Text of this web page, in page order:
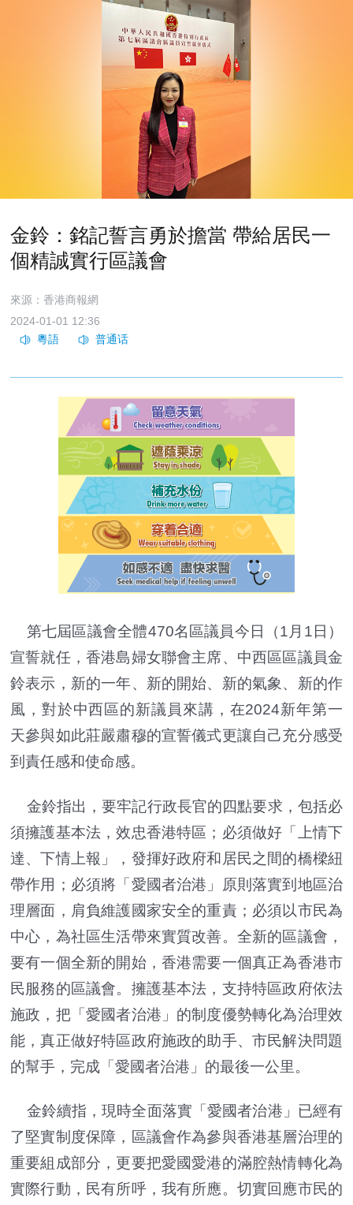
金鈴：銘記誓言勇於擔當 帶給居民一
個精誠實行區議會
來源：香港商報網
2024-01-01 12:36
第七屆區議會全體470名區議員今日（1月1日）
宣誓就任，香港島婦女聯會主席、中西區區議員金
鈴表示，新的一年、新的開始、新的氣象、新的作
風，對於中西區的新議員來講，在2024新年第一
天參與如此莊嚴肅穆的宣誓儀式更讓自己充分感受
到責任感和使命感。
金鈴指出，要牢記行政長官的四點要求，包括必
須擁護基本法，效忠香港特區；必須做好「上情下
達、下情上報」，發揮好政府和居民之間的橋樑紐
帶作用；必須將「愛國者治港」原則落實到地區治
理層面，肩負維護國家安全的重責；必須以市民為
中心，為社區生活帶來實質改善。全新的區議會，
要有一個全新的開始，香港需要一個真正為香港市
民服務的區議會。擁護基本法，支持特區政府依法
施政，把「愛國者治港」的制度優勢轉化為治理效
能，真正做好特區政府施政的助手、市民解決問題
的幫手，完成「愛國者治港」的最後一公里。
金鈴續指，現時全面落實「愛國者治港」已經有
了堅實制度保障，區議會作為參與香港基層治理的
重要組成部分，更要把愛國愛港的滿腔熱情轉化為
實際行動，民有所呼，我有所應。切實回應市民的